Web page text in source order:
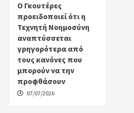
Ο Γκουτέρες
προειδοποιεί ότι η
Τεχνητή Νοημοσύνη
αναπτύσσεται
γρηγορότερα από
τους κανόνες που
μπορούν να την
προφθάσουν
07/07/2026